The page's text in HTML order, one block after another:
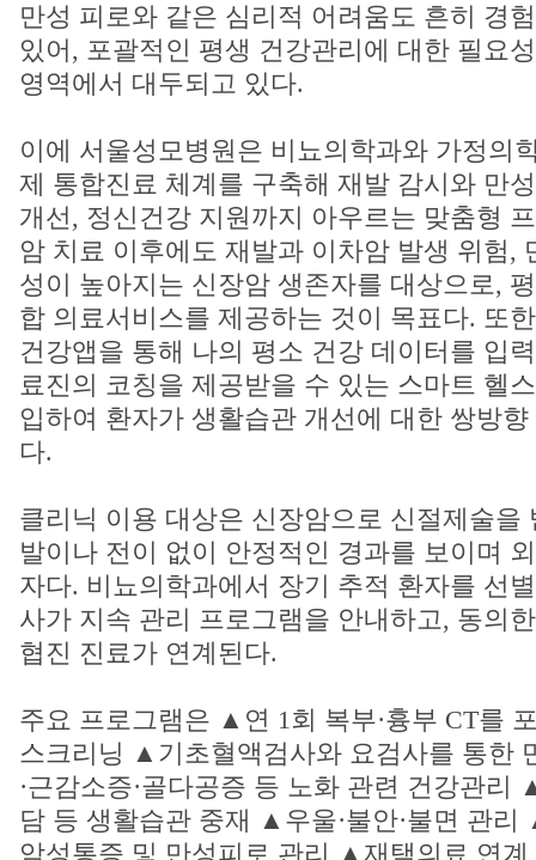
만성 피로와 같은 심리적 어려움도 흔히 경
있어, 포괄적인 평생 건강관리에 대한 필요
영역에서 대두되고 있다.
이에 서울성모병원은 비뇨의학과와 가정의
제 통합진료 체계를 구축해 재발 감시와 만
개선, 정신건강 지원까지 아우르는 맞춤형
암 치료 이후에도 재발과 이차암 발생 위험,
성이 높아지는 신장암 생존자를 대상으로,
합 의료서비스를 제공하는 것이 목표다. 또
건강앱을 통해 나의 평소 건강 데이터를 입
료진의 코칭을 제공받을 수 있는 스마트 헬
입하여 환자가 생활습관 개선에 대한 쌍방
다.
클리닉 이용 대상은 신장암으로 신절제술을
발이나 전이 없이 안정적인 경과를 보이며
자다. 비뇨의학과에서 장기 추적 환자를 선
사가 지속 관리 프로그램을 안내하고, 동의
협진 진료가 연계된다.
주요 프로그램은 ▲연 1회 복부·흉부 CT를
스크리닝 ▲기초혈액검사와 요검사를 통한
·근감소증·골다공증 등 노화 관련 건강관리
담 등 생활습관 중재 ▲우울·불안·불면 관
암성통증 및 만성피로 관리 ▲재택의료 연계